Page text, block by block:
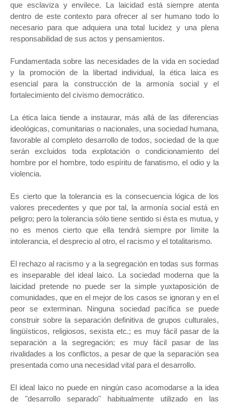
que esclaviza y envilece. La laicidad está siempre atenta
dentro de este contexto para ofrecer al ser humano todo lo
necesario para que adquiera una total lucidez y una plena
responsabilidad de sus actos y pensamientos.
Fundamentada sobre las necesidades de la vida en sociedad
y la promoción de la libertad individual, la ética laica es
esencial para la construcción de la armonía social y el
fortalecimiento del civismo democrático.
La ética laica tiende a instaurar, más allá de las diferencias
ideológicas, comunitarias o nacionales, una sociedad humana,
favorable al completo desarrollo de todos, sociedad de la que
serán excluidos toda explotación o condicionamiento del
hombre por el hombre, todo espíritu de fanatismo, el odio y la
violencia.
Es cierto que la tolerancia es la consecuencia lógica de los
valores precedentes y que por tal, la armonía social está en
peligro; pero la tolerancia sólo tiene sentido si ésta es mutua, y
no es menos cierto que ella tendrá siempre por límite la
intolerancia, el desprecio al otro, el racismo y el totalitarismo.
El rechazo al racismo y a la segregación en todas sus formas
es inseparable del ideal laico. La sociedad moderna que la
laicidad pretende no puede ser la simple yuxtaposición de
comunidades, que en el mejor de los casos se ignoran y en el
peor se exterminan. Ninguna sociedad pacífica se puede
construir sobre la separación definitiva de grupos culturales,
lingüísticos, religiosos, sexista etc.; es muy fácil pasar de la
separación a la segregación; es muy fácil pasar de las
rivalidades a los conflictos, a pesar de que la separación sea
presentada como una necesidad vital para el desarrollo.
El ideal laico no puede en ningún caso acomodarse a la idea
de "desarrollo separado" habitualmente utilizado en las